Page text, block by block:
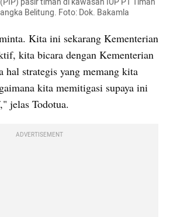
Belitung. Foto: Dok. Bakamla
Kita ini sekarang Kementerian
kita bicara dengan Kementerian
hal strategis yang memang kita
kita memitigasi supaya ini
jelas Todotua.
ADVERTISEMENT